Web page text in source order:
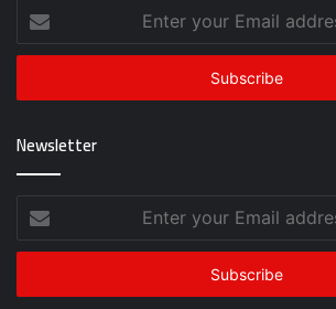
your
Email
Newsletter
your
Email